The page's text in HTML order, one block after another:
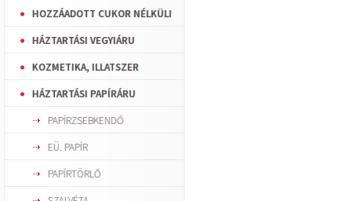
HOZZÁADOTT CUKOR NÉLKÜLI
HÁZTARTÁSI VEGYIÁRU
KOZMETIKA, ILLATSZER
HÁZTARTÁSI PAPÍRÁRU
PAPÍRZSEBKENDŐ
EÜ. PAPÍR
PAPÍRTÖRLŐ